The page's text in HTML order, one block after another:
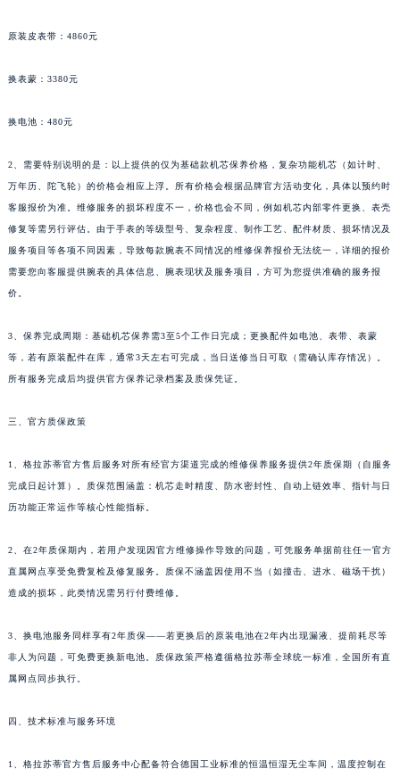
原装皮表带：4860元
换表蒙：3380元
换电池：480元
2、需要特别说明的是：以上提供的仅为基础款机芯保养价格，复杂功能机芯（如计时、
万年历、陀飞轮）的价格会相应上浮。所有价格会根据品牌官方活动变化，具体以预约时
客服报价为准。维修服务的损坏程度不一，价格也会不同，例如机芯内部零件更换、表壳
修复等需另行评估。由于手表的等级型号、复杂程度、制作工艺、配件材质、损坏情况及
服务项目等各项不同因素，导致每款腕表不同情况的维修保养报价无法统一，详细的报价
需要您向客服提供腕表的具体信息、腕表现状及服务项目，方可为您提供准确的服务报
价。
3、保养完成周期：基础机芯保养需3至5个工作日完成；更换配件如电池、表带、表蒙
等，若有原装配件在库，通常3天左右可完成，当日送修当日可取（需确认库存情况）。
所有服务完成后均提供官方保养记录档案及质保凭证。
三、官方质保政策
1、格拉苏蒂官方售后服务对所有经官方渠道完成的维修保养服务提供2年质保期（自服务
完成日起计算）。质保范围涵盖：机芯走时精度、防水密封性、自动上链效率、指针与日
历功能正常运作等核心性能指标。
2、在2年质保期内，若用户发现因官方维修操作导致的问题，可凭服务单据前往任一官方
直属网点享受免费复检及修复服务。质保不涵盖因使用不当（如撞击、进水、磁场干扰）
造成的损坏，此类情况需另行付费维修。
3、换电池服务同样享有2年质保——若更换后的原装电池在2年内出现漏液、提前耗尽等
非人为问题，可免费更换新电池。质保政策严格遵循格拉苏蒂全球统一标准，全国所有直
属网点同步执行。
四、技术标准与服务环境
1、格拉苏蒂官方售后服务中心配备符合德国工业标准的恒温恒湿无尘车间，温度控制在